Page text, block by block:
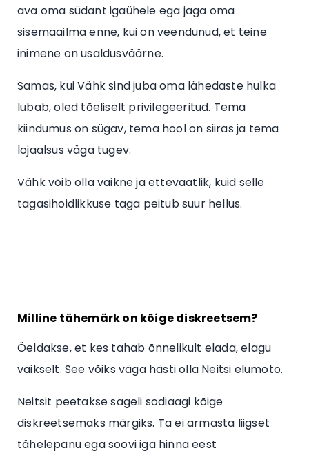
ava oma südant igaühele ega jaga oma
sisemaailma enne, kui on veendunud, et teine
inimene on usaldusväärne.
Samas, kui Vähk sind juba oma lähedaste hulka
lubab, oled tõeliselt privilegeeritud. Tema
kiindumus on sügav, tema hool on siiras ja tema
lojaalsus väga tugev.
Vähk võib olla vaikne ja ettevaatlik, kuid selle
tagasihoidlikkuse taga peitub suur hellus.
Milline tähemärk on kõige diskreetsem?
Öeldakse, et kes tahab õnnelikult elada, elagu
vaikselt. See võiks väga hästi olla Neitsi elumoto.
Neitsit peetakse sageli sodiaagi kõige
diskreetsemaks märgiks. Ta ei armasta liigset
tähelepanu ega soovi iga hinna eest